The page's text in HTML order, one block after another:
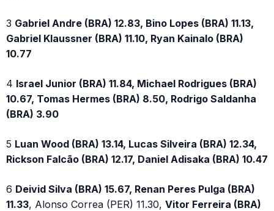
3 Gabriel Andre (BRA) 12.83, Bino Lopes (BRA) 11.13,
Gabriel Klaussner (BRA) 11.10, Ryan Kainalo (BRA)
10.77
4 Israel Junior (BRA) 11.84, Michael Rodrigues (BRA)
10.67, Tomas Hermes (BRA) 8.50, Rodrigo Saldanha
(BRA) 3.90
5 Luan Wood (BRA) 13.14, Lucas Silveira (BRA) 12.34,
Rickson Falcão (BRA) 12.17, Daniel Adisaka (BRA) 10.47
6 Deivid Silva (BRA) 15.67, Renan Peres Pulga (BRA)
11.33, Alonso Correa (PER) 11.30, Vitor Ferreira (BRA)